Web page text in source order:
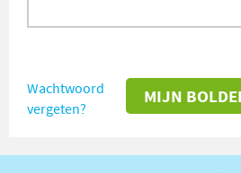
Wachtwoord
vergeten?
MIJN